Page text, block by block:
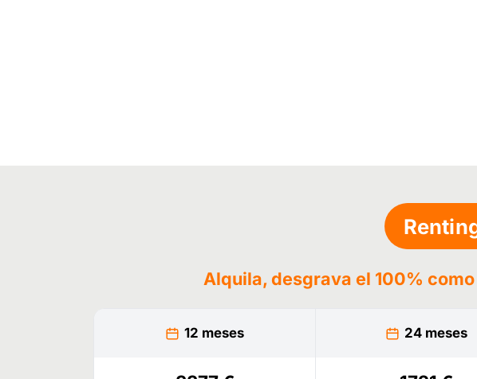
Alquila, desgrava el 100%
12 meses 24 meses